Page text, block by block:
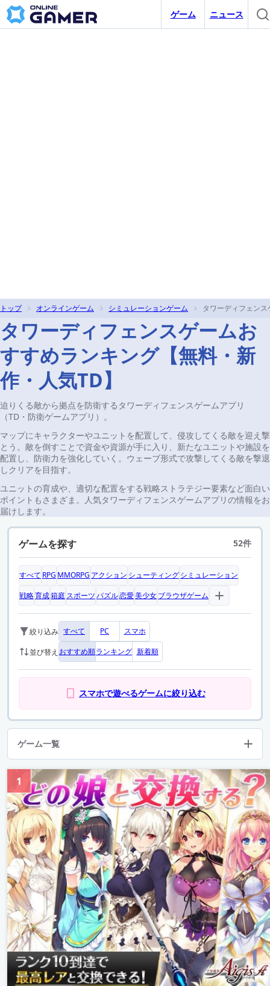
ゲーム ニュース
トップ オンラインゲーム シミュレーションゲーム タワーディフェンス
タワーディフェンスゲームお
すすめランキング【無料・新
作・人気TD】
迫りくる敵から拠点を防衛するタワーディフェンスゲームアプリ
（TD・防衛ゲームアプリ）。
マップにキャラクターやユニットを配置して、侵攻してくる敵を迎え撃
とう。敵を倒すことで資金や資源が手に入り、新たなユニットや施設を
配置し、防衛力を強化していく。ウェーブ形式で攻撃してくる敵を撃退
しクリアを目指す。
ユニットの育成や、適切な配置をする戦略ストラテジー要素など面白い
ポイントもさまざま。人気タワーディフェンスゲームアプリの情報をお
届けします。
ゲームを探す 52件
すべて RPG MMORPG アクション シューティングシミュレーション
戦略育成箱庭 スポーツパズル恋愛美少女ブラウザゲーム
絞り込み すべて PC スマホ
並び替え おすすめ順ランキング 新着順
スマホで遊べるゲームに絞り込む
ゲーム一覧
1